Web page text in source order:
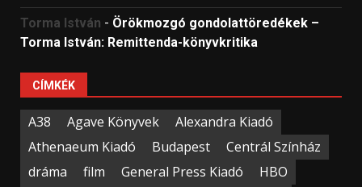
Torma István - Örökmozgó gondolattöredékek –
Torma István: Remittenda-könyvkritika
CÍMKÉK
A38 Agave Könyvek
Alexandra Kiadó
Athenaeum Kiadó
Budapest
Centrál Színház
dráma
film General Press Kiadó
HBO